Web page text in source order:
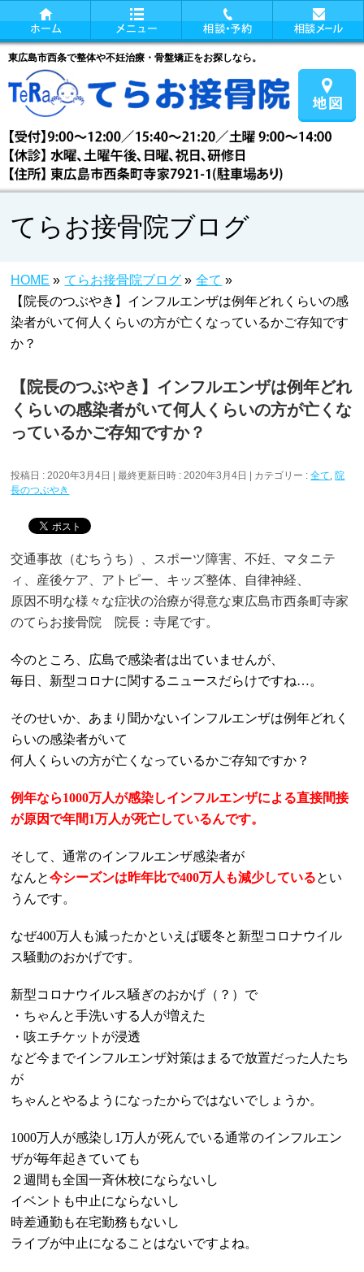
東広島市西条で整体や不妊治療・骨盤矯正をお探しなら。
てらお接骨院ブログ
HOME » てらお接骨院ブログ » 全て »
【院長のつぶやき】インフルエンザは例年どれくらいの感
染者がいて何人くらいの方が亡くなっているかご存知です
か？
【院長のつぶやき】インフルエンザは例年どれ
くらいの感染者がいて何人くらいの方が亡くな
っているかご存知ですか？
投稿日 : 2020年3月4日 最終更新日時 : 2020年3月4日 カテゴリー :全て ,院
長のつぶやき
交通事故（むちうち）、スポーツ障害、不妊、マタニテ
ィ、産後ケア、アトピー、キッズ整体、自律神経、
原因不明な様々な症状の治療が得意な東広島市西条町寺家
のてらお接骨院 院長：寺尾です。
今のところ、広島で感染者は出ていませんが、
毎日、新型コロナに関するニュースだらけですね…。
そのせいか、あまり聞かないインフルエンザは例年どれく
らいの感染者がいて
何人くらいの方が亡くなっているかご存知ですか？
例年なら1000万人が感染しインフルエンザによる直接間接
が原因で年間1万人が死亡しているんです。
そして、通常のインフルエンザ感染者が
なんと今シーズンは昨年比で400万人も減少しているとい
うんです。
なぜ400万人も減ったかといえば暖冬と新型コロナウイル
ス騒動のおかげです。
新型コロナウイルス騒ぎのおかげ（？）で
・ちゃんと手洗いする人が増えた
・咳エチケットが浸透
など今までインフルエンザ対策はまるで放置だった人たち
が
ちゃんとやるようになったからではないでしょうか。
1000万人が感染し1万人が死んでいる通常のインフルエン
ザが毎年起きていても
２週間も全国一斉休校にならないし
イベントも中止にならないし
時差通勤も在宅勤務もないし
ライブが中止になることはないですよね。